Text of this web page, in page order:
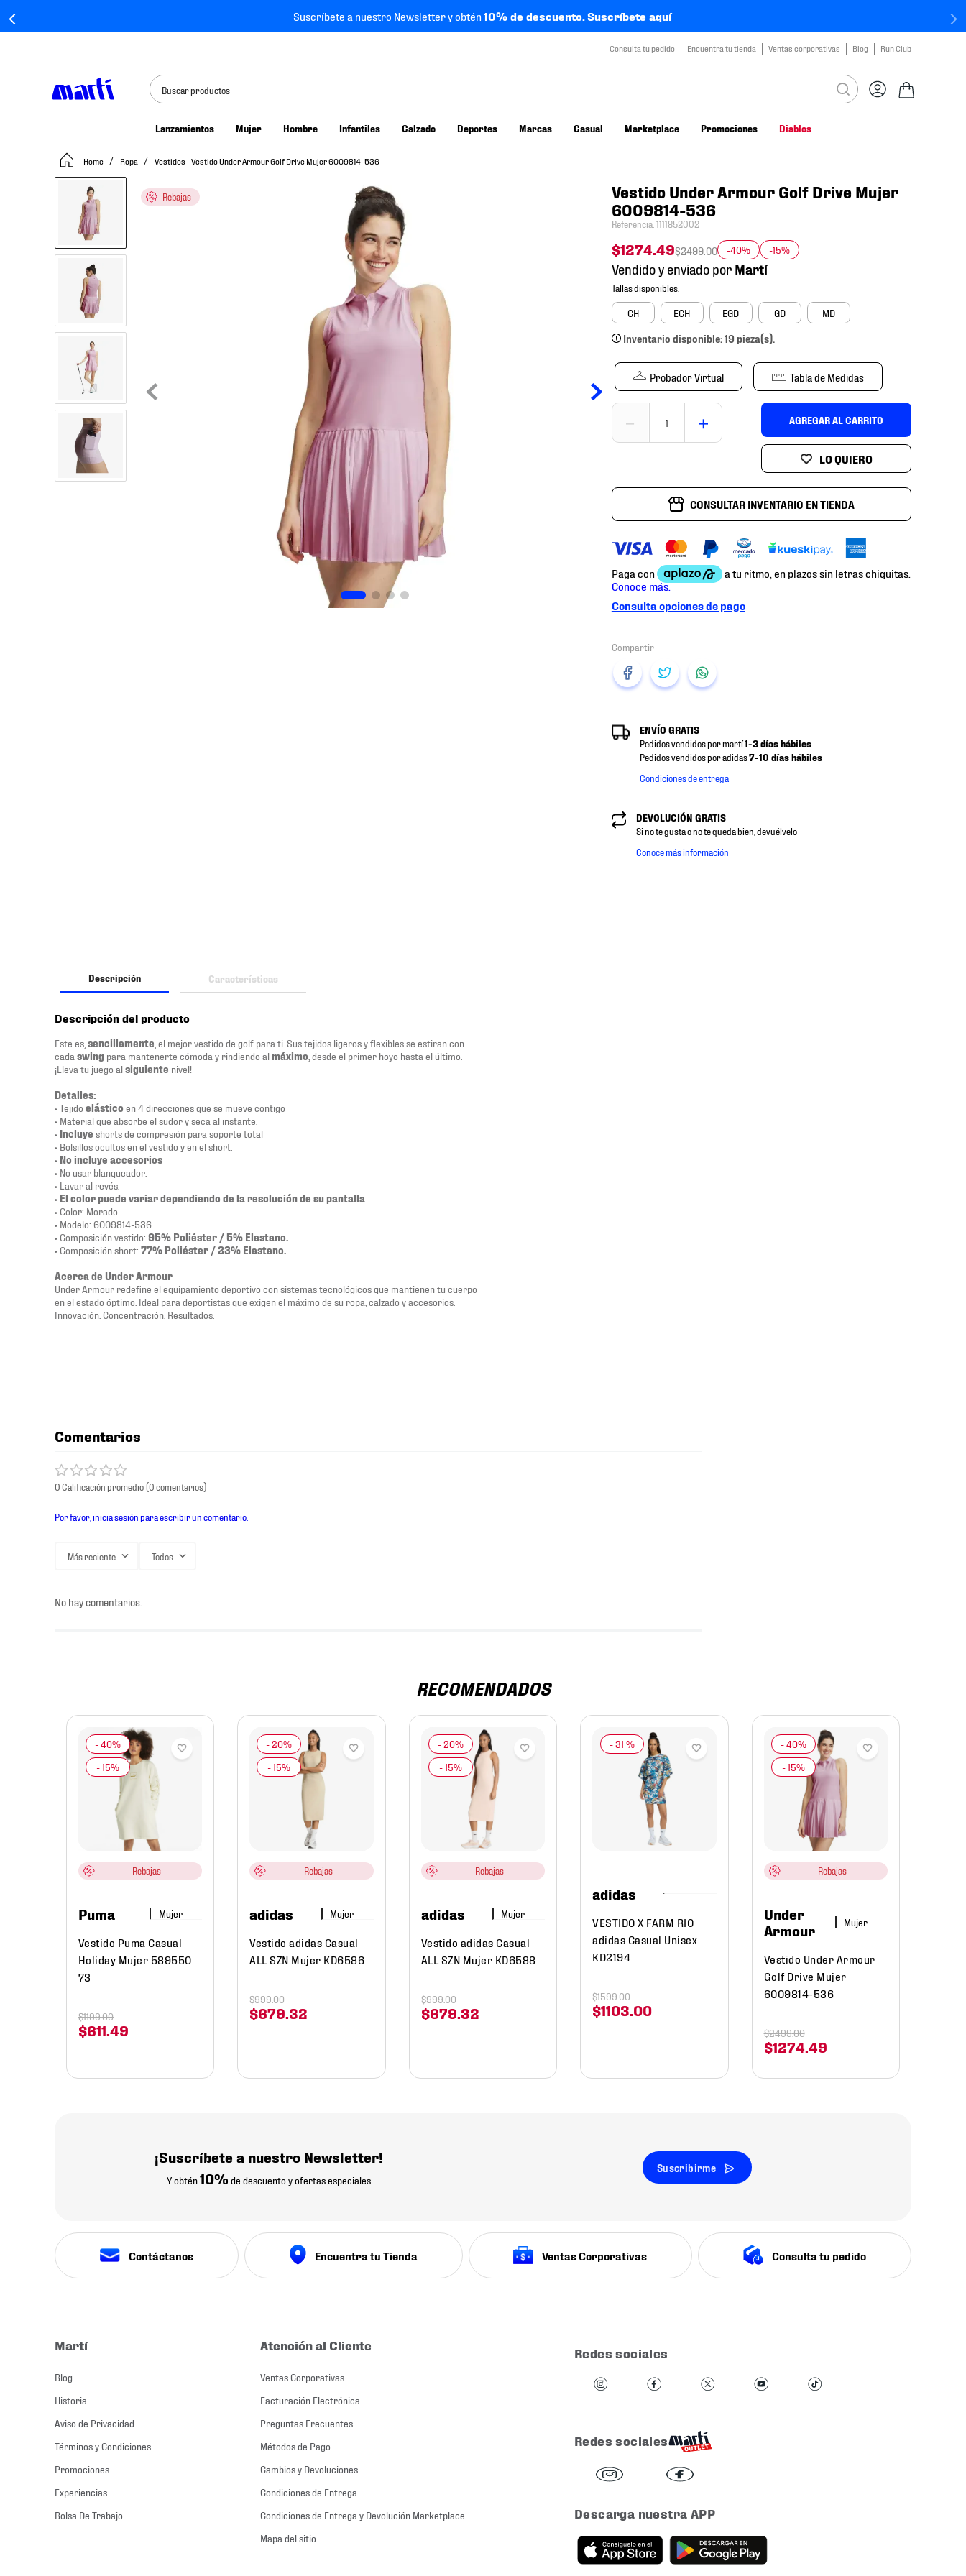
Suscríbete a nuestro Newsletter y obtén10% de descuento.Suscríbete aquí
Consulta tu pedido Encuentra tu tienda Ventas corporativas Blog Run Club
Buscar productos
Lanzamientos Mujer Hombre Infantiles Calzado Deportes Marcas Casual Marketplace Promociones Diablos
Ropa Vestidos Vestido Under Armour Golf Drive Mujer 6009814-536
Rebajas
Vestido Under Armour Golf Drive Mujer
6009814-536
Referencia:1111852002
$1274.49$2499.00 -40% -15%
Vendido y enviado por
CH ECH EGD GD MD
Inventario disponible: 19 pieza(s).
Probador Virtual Tabla de Medidas
＋
－ AGREGAR AL CARRITO
CONSULTAR INVENTARIO EN TIENDA
Consulta opciones de pago
ENVÍO GRATIS
Pedidos vendidos por martí1-3 días hábiles
Pedidos vendidos por adidas7-10 días hábiles
Condiciones de entrega
DEVOLUCIÓN GRATIS
Si no te gusta o no te queda bien, devuélvelo
Conoce más información
Descripción Características
Descripción del producto
Este es, sencillamente , el mejor vestido de golf para ti. Sus tejidos ligeros y flexibles se estiran con
cada swing para mantenerte cómoda y rindiendo almáximo , desde el primer hoyo hasta el último.
¡Lleva tu juego alsiguiente nivel!
Detalles:
• Tejido elástico en 4 direcciones que se mueve contigo
• Material que absorbe el sudor y seca al instante.
• Incluye shorts de compresión para soporte total
• Bolsillos ocultos en el vestido y en el short.
• No incluye accesorios
• No usar blanqueador.
• Lavar al revés.
• El color puede variar dependiendo de la resolución de su pantalla
• Color: Morado.
• Modelo: 6009814-536
• Composición vestido: 95% Poliéster / 5% Elastano.
• Composición short: 77% Poliéster / 23% Elastano.
Acerca de Under Armour
Under Armour redefine el equipamiento deportivo con sistemas tecnológicos que mantienen tu cuerpo
en el estado óptimo. Ideal para deportistas que exigen el máximo de su ropa, calzado y accesorios.
Innovación. Concentración. Resultados.
Comentarios
0 Calificación promedio(0 comentarios)
Por favor, inicia sesión para escribir un comentario.
Más reciente Todos
No hay comentarios.
RECOMENDADOS
Rebajas
Puma Mujer
Vestido Puma Casual
Holiday Mujer 589550
73
$611.49
$1199.00
Rebajas
adidas Mujer
Vestido adidas Casual
ALL SZN Mujer KD6586
$679.32
$999.00
Rebajas
adidas Mujer
Vestido adidas Casual
ALL SZN Mujer KD6588
$679.32
$999.00
-31 %
adidas
VESTIDO X FARM RIO
adidas Casual Unisex
KD2194
$1103.00
$1599.00
Rebajas
Under
Armour
Mujer
Vestido Under Armour
Golf Drive Mujer
6009814-536
$1274.49
$2499.00
¡Suscríbete a nuestro Newsletter!
Y obtén10% de descuento y ofertas especiales
Suscribirme
Contáctanos Encuentra tu Tienda Ventas Corporativas Consulta tu pedido
Martí
Blog
Historia
Aviso de Privacidad
Términos y Condiciones
Promociones
Experiencias
Bolsa De Trabajo
Atención al Cliente
Ventas Corporativas
Facturación Electrónica
Preguntas Frecuentes
Métodos de Pago
Cambios y Devoluciones
Condiciones de Entrega
Condiciones de Entrega y Devolución Marketplace
Mapa del sitio
Redes sociales
Redes sociales
Descarga nuestra APP
tenis mujer
tenis hombre
tenis futbol
tenis niño